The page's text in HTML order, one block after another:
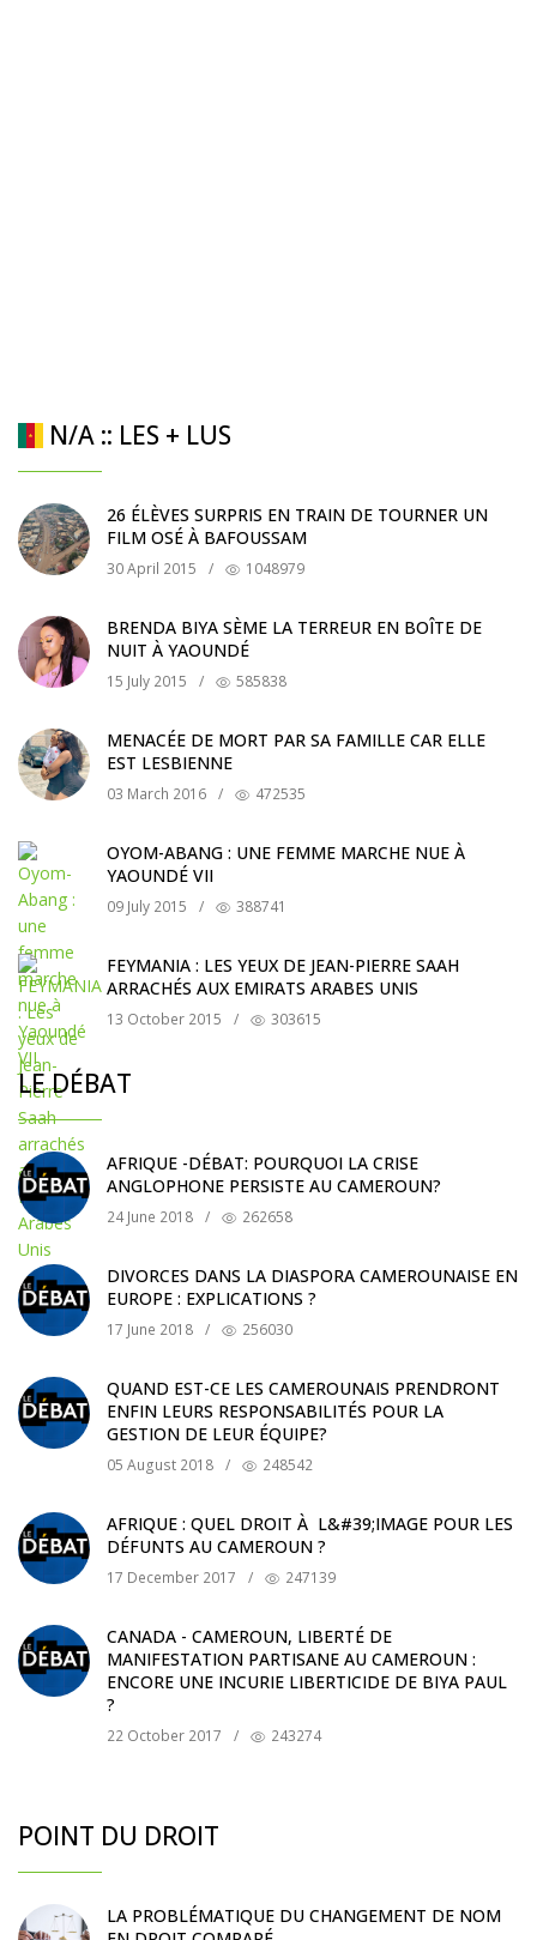
N/A :: LES + LUS
26 ÉLÈVES SURPRIS EN TRAIN DE TOURNER UN
FILM OSÉ À BAFOUSSAM
30 April 2015 / 1048979
BRENDA BIYA SÈME LA TERREUR EN BOÎTE DE
NUIT À YAOUNDÉ
15 July 2015 / 585838
MENACÉE DE MORT PAR SA FAMILLE CAR ELLE
EST LESBIENNE
03 March 2016 / 472535
OYOM-ABANG : UNE FEMME MARCHE NUE À
YAOUNDÉ VII
09 July 2015 / 388741
FEYMANIA : LES YEUX DE JEAN-PIERRE SAAH
ARRACHÉS AUX EMIRATS ARABES UNIS
13 October 2015 / 303615
LE DÉBAT
AFRIQUE -DÉBAT: POURQUOI LA CRISE
ANGLOPHONE PERSISTE AU CAMEROUN?
24 June 2018 / 262658
DIVORCES DANS LA DIASPORA CAMEROUNAISE EN
EUROPE : EXPLICATIONS ?
17 June 2018 / 256030
QUAND EST-CE LES CAMEROUNAIS PRENDRONT
ENFIN LEURS RESPONSABILITÉS POUR LA
GESTION DE LEUR ÉQUIPE?
05 August 2018 / 248542
AFRIQUE : QUEL DROIT À L&#39;IMAGE POUR LES
DÉFUNTS AU CAMEROUN ?
17 December 2017 / 247139
CANADA - CAMEROUN, LIBERTÉ DE
MANIFESTATION PARTISANE AU CAMEROUN :
ENCORE UNE INCURIE LIBERTICIDE DE BIYA PAUL
?
22 October 2017 / 243274
POINT DU DROIT
LA PROBLÉMATIQUE DU CHANGEMENT DE NOM